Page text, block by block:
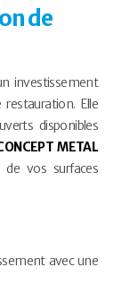
de
investissement
Elle
disponibles
METAL
de vos surfaces
avec une